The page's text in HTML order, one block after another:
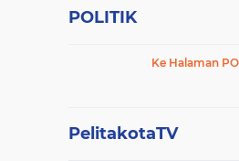
POLITIK
Ke Halaman
PelitakotaTV